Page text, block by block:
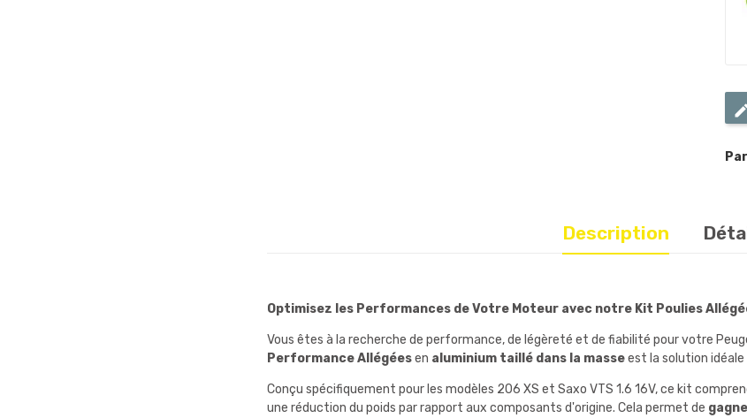
Description
Optimisez les Performances de Votre Moteur avec notre Kit Poulies
Vous êtes à la recherche de performance, de légèreté et de fiabilité pour votre
Performance Allégéesen aluminium taillé dans la masseest la solution
Conçu spécifiquement pour les modèles 206 XS et Saxo VTS 1.6 16V, ce kit
une réduction du poids par rapport aux composants d'origine. Cela permet de